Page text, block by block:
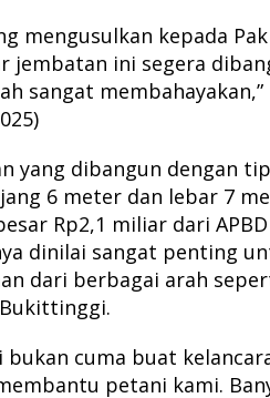
mengusulkan kepada
jembatan ini segera
sangat
yang dibangun dengan
6 meter dan lebar 7
Rp2,1 miliar dari APBD
dinilai sangat penting
dari berbagai arah
bukan cuma buat
petani kami.